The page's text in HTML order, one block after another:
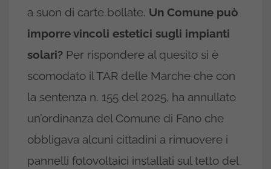
a suon di carte bollate. Un Comune può
imporre vincoli estetici sugli impianti
solari? Per rispondere al quesito si è
scomodato il TAR delle Marche che con
la sentenza n. 155 del 2025, ha annullato
un’ordinanza del Comune di Fano che
obbligava alcuni cittadini a rimuovere i
pannelli fotovoltaici installati sul tetto del